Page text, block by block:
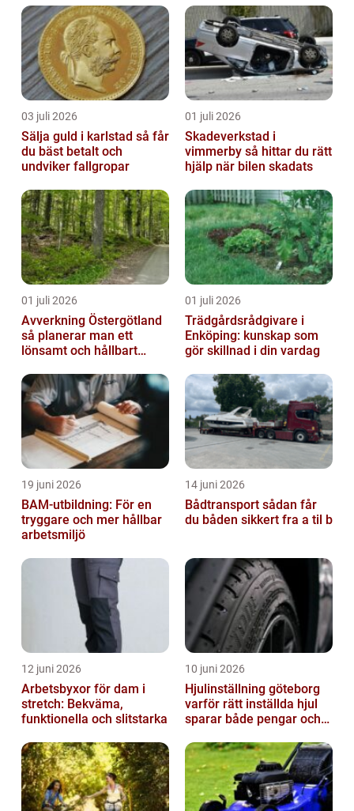
03 juli 2026
Sälja guld i karlstad så får
du bäst betalt och
undviker fallgropar
01 juli 2026
Skadeverkstad i
vimmerby så hittar du rätt
hjälp när bilen skadats
01 juli 2026
Avverkning Östergötland
så planerar man ett
lönsamt och hållbart
01 juli 2026
Trädgårdsrådgivare i
Enköping: kunskap som
gör skillnad i din vardag
19 juni 2026
BAM-utbildning: För en
tryggare och mer hållbar
arbetsmiljö
14 juni 2026
Bådtransport sådan får
du båden sikkert fra a til b
12 juni 2026
Arbetsbyxor för dam i
stretch: Bekväma,
funktionella och slitstarka
10 juni 2026
Hjulinställning göteborg
varför rätt inställda hjul
sparar både pengar och